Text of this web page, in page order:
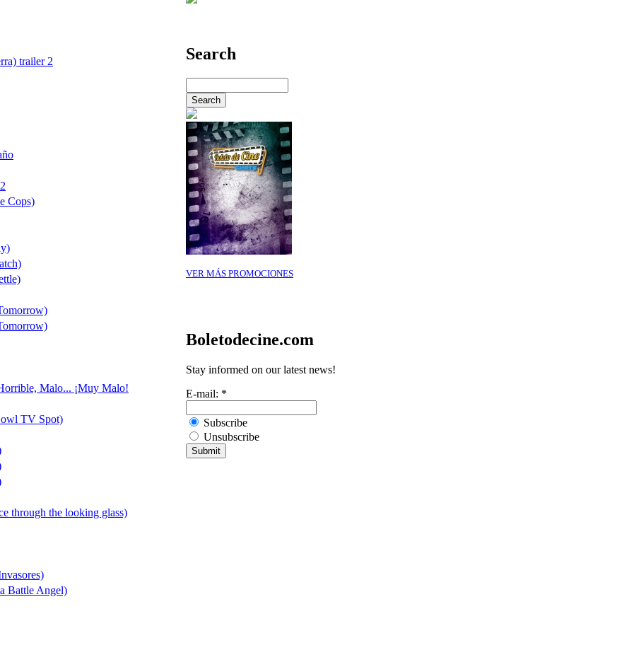
trailer 2
Cops)
Malo... ¡Muy Malo!
TV Spot)
through the looking glass)
Battle Angel)
Search
VER MÁS PROMOCIONES
Boletodecine.com
Stay informed on our latest news!
E-mail: *
Subscribe
Unsubscribe